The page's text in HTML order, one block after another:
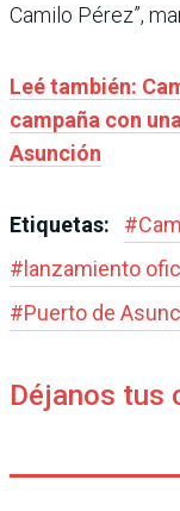
Camilo Pérez”,
Leé también:
campaña con
Asunción
Etiquetas: #
# lanzamiento
#Puerto de
Déjanos tus